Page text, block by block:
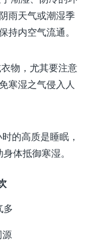
雨天气或潮湿季
持内空气流通。
物，尤其要注意
寒湿之气侵入人
的高质是睡眠，
体抵御寒湿。
多
源